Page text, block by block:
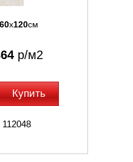
60x120см
р/м2
Купить